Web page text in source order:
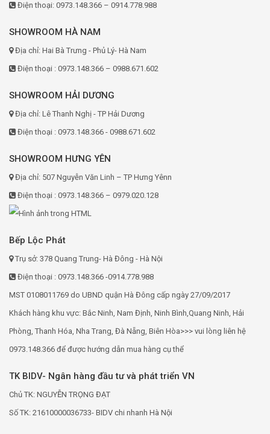
Điện thoại: 0973.148.366 – 0914.778.988
SHOWROOM HÀ NAM
Địa chỉ: Hai Bà Trưng - Phủ Lý- Hà Nam
Điện thoại : 0973.148.366 – 0988.671.602
SHOWROOM HẢI DƯƠNG
Địa chỉ: Lê Thanh Nghị - TP Hải Dương
Điện thoại : 0973.148.366 - 0988.671.602
SHOWROOM HƯNG YÊN
Địa chỉ: 507 Nguyễn Văn Linh – TP Hưng Yênn
Điện thoại : 0973.148.366 – 0979.020.128
Bếp Lộc Phát
Trụ sở: 378 Quang Trung- Hà Đông - Hà Nội
Điện thoại : 0973.148.366 -0914.778.988
MST 0108011769 do UBND quận Hà Đông cấp ngày 27/09/2017
Khách hàng khu vực: Bắc Ninh, Nam Định, Ninh Bình,Quang Ninh, Hải
Phòng, Thanh Hóa, Nha Trang, Đà Nẵng, Biên Hòa>>> vui lòng liên hệ
0973.148.366 để được hướng dẫn mua hàng cụ thể
TK BIDV- Ngân hàng đầu tư và phát triển VN
Chủ TK: NGUYỄN TRỌNG ĐẠT
Số TK: 21610000036733- BIDV chi nhanh Hà Nội